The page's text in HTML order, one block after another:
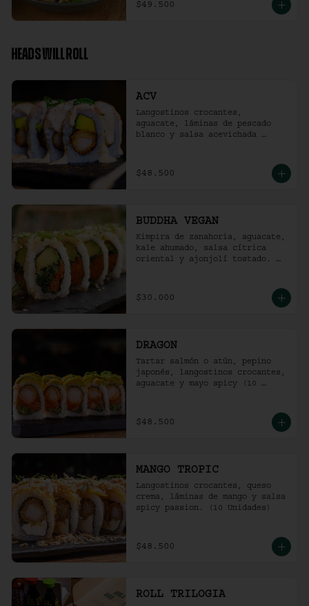
$49.500
HEADS WILL ROLL
ACV
Langostinos crocantes,
aguacate, láminas de pescado
blanco y salsa acevichada
$48.500
BUDDHA VEGAN
Kimpira de zanahoria, aguacate,
kale ahumado, salsa cítrica
oriental y ajonjolí tostado.
$30.000
DRAGON
Tartar salmón o atún, pepino
japonés, langostinos crocantes,
aguacate y mayo spicy (10
$48.500
MANGO TROPIC
Langostinos crocantes, queso
crema, láminas de mango y salsa
spicy passion. (10 Unidades)
$48.500
ROLL TRILOGIA